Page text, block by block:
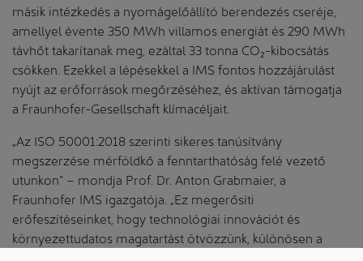
másik intézkedés a nyomágelőállító berendezés cseréje,
amellyel évente 350 MWh villamos energiát és 290 MWh
távhőt takarítanak meg, ezáltal 33 tonna CO₂-kibocsátás
csökken. Ezekkel a lépésekkel a IMS fontos hozzájárulást
nyújt az erőforrások megőrzéséhez, és aktívan támogatja
a Fraunhofer-Gesellschaft klímacéljait.
„Az ISO 50001:2018 szerinti sikeres tanúsítvány
megszerzése mérföldkő a fenntarthatóság felé vezető
utunkon” – mondja Prof. Dr. Anton Grabmaier, a
Fraunhofer IMS igazgatója. „Ez megerősíti
erőfeszítéseinket, hogy technológiai innovációt és
környezettudatos magatartást ötvözzünk, különösen a